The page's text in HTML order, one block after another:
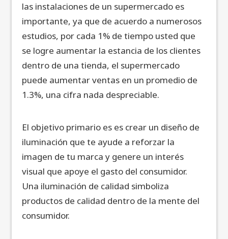
las instalaciones de un supermercado es
importante, ya que de acuerdo a numerosos
estudios, por cada 1% de tiempo usted que
se logre aumentar la estancia de los clientes
dentro de una tienda, el supermercado
puede aumentar ventas en un promedio de
1.3%, una cifra nada despreciable.
El objetivo primario es es crear un diseño de
iluminación que te ayude a reforzar la
imagen de tu marca y genere un interés
visual que apoye el gasto del consumidor.
Una iluminación de calidad simboliza
productos de calidad dentro de la mente del
consumidor.